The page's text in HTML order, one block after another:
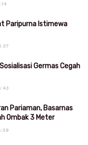
Paripurna Istimewa
Germas Cegah
Pariaman, Basarnas
Ombak 3 Meter